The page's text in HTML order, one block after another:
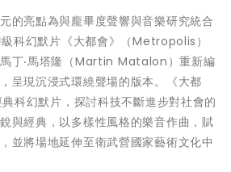
的亮點為與龐畢度聲響與音樂研究統合
科幻默片《大都會》（Metropolis）
丁‧馬塔隆（Martin Matalon）重新編
呈現沉浸式環繞聲場的版本。《大都
科幻默片，探討科技不斷進步對社會的
與經典，以多樣性風格的樂音作曲，賦
並將場地延伸至衛武營國家藝術文化中